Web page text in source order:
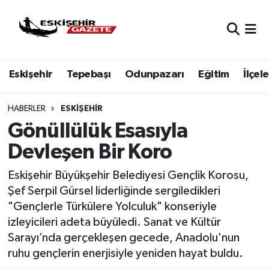
Eskişehir Tepebaşı Odunpazarı Eğitim
HABERLER ESKIŞEHIR
Gönüllülük Esasıyla
Devleşen Bir Koro
Eskişehir Büyükşehir Belediyesi Gençlik Korosu,
Şef Serpil Gürsel liderliğinde sergiledikleri
"Gençlerle Türkülere Yolculuk" konseriyle
izleyicileri adeta büyüledi. Sanat ve Kültür
Sarayı’nda gerçekleşen gecede, Anadolu'nun
ruhu gençlerin enerjisiyle yeniden hayat buldu.
Hava Durumu
Eskişehir Namaz Vakitleri
Trafik Durumu
Tüm Manşetler
Son Dakika Haberleri
Haber Arşivi